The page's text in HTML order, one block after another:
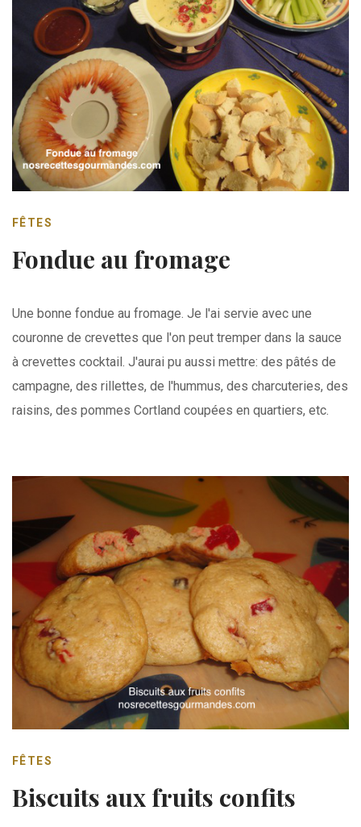
FÊTES
Fondue au fromage
Une bonne fondue au fromage. Je l'ai servie avec une
couronne de crevettes que l'on peut tremper dans la sauce
à crevettes cocktail. J'aurai pu aussi mettre: des pâtés de
campagne, des rillettes, de l'hummus, des charcuteries, des
raisins, des pommes Cortland coupées en quartiers, etc.
FÊTES
Biscuits aux fruits confits